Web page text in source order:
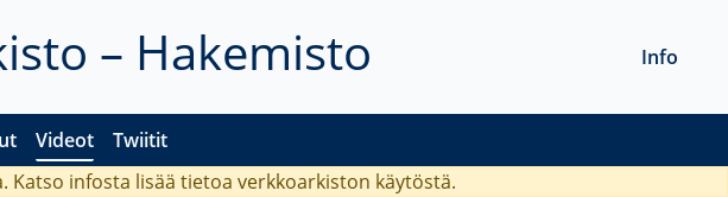
– Hakemisto
Videot Twiitit
Info
Katso infosta lisää tietoa verkkoarkiston käytöstä.